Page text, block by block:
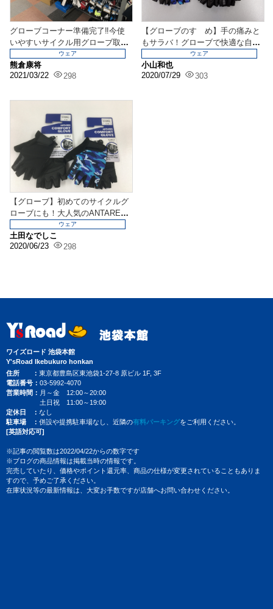
グローブコーナー準備完了‼今使
いやすいサイクル用グローブ取り
揃えています‼
熊倉康将
2021/03/22
298
ウェア
【グローブのすゝめ】手の痛みと
もサラバ！グローブで快適な自転
小山和也
2020/07/29
303
ウェア
【グローブ】初めてのサイクルグ
ローブにも！大人気のANTARES
が再入荷!!通販...
土田なでしこ
2020/06/23
298
ウェア
ワイズロード 池袋本館
Y'sRoad Ikebukuro honkan
住所
東京都豊島区東池袋1-27-8 原ビル 1F, 3F
電話番号
03-5992-4070
営業時間
月～金 12:00～20:00
土日祝 11:00～19:00
定休日
なし
駐車場
併設や提携駐車場なし、近隣の有料パーキングをご利用ください。
[英語対応可]
※記事の閲覧数は2022/04/22からの数字です
※ブログの商品情報は掲載当時の情報です。
完売していたり、価格やポイント還元率、商品の仕様が変更されていることもありま
すので、予めご了承ください。
在庫状況等の最新情報は、大変お手数ですが店舗へお問い合わせください。